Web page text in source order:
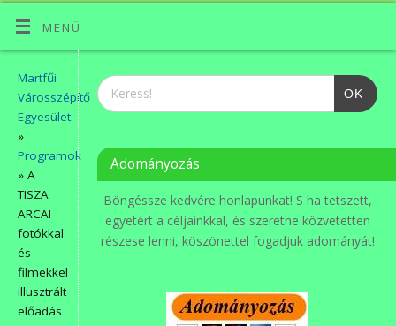
MENÜ
Martfűi
Városszépítő
Egyesület
»
Programok
» A
TISZA
ARCAI
fotókkal
és
filmekkel
illusztrált
előadás
OK
Adományozás
Böngéssze kedvére honlapunkat! S ha tetszett,
egyetért a céljainkkal, és szeretne közvetetten
részese lenni, köszönettel fogadjuk adományát!